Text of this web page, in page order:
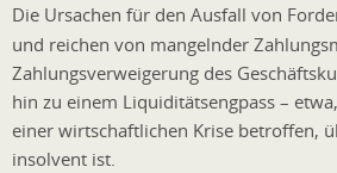
Die Ursachen für den Ausfall von
und reichen von mangelnder
Zahlungsverweigerung des
hin zu einem Liquiditätsengpass –
einer wirtschaftlichen Krise betroffen,
insolvent ist.